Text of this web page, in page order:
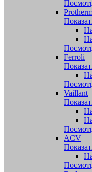
Ferroli
Vaillant
ACV